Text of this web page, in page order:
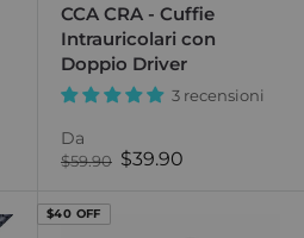
CCA CRA - Cuffie
Intrauricolari con
Doppio Driver
3 recensioni
Da
Prezzo
$59.90 Prezzo
$39.90
$40 OFF